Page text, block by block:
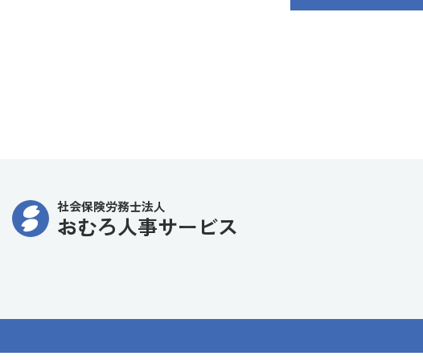
社会保険労務士法人
おむろ人事サービス